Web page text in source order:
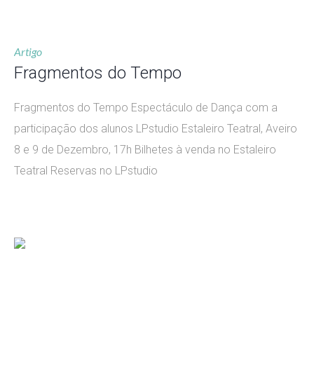
Artigo
Fragmentos do Tempo
Fragmentos do Tempo Espectáculo de Dança com a
participação dos alunos LPstudio Estaleiro Teatral, Aveiro
8 e 9 de Dezembro, 17h Bilhetes à venda no Estaleiro
Teatral Reservas no LPstudio